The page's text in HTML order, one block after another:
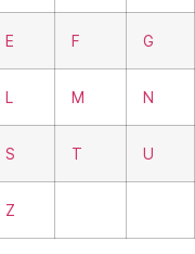
E F G
L M N
S T U
Z